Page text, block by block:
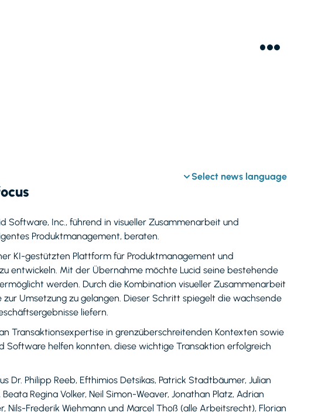
Select news language
Software, Inc., führend in visueller Zusammenarbeit und
Produktmanagement, beraten.
KI-gestützten Plattform für Produktmanagement und
entwickeln. Mit der Übernahme möchte Lucid seine bestehende
werden. Durch die Kombination visueller Zusammenarbeit
Umsetzung zu gelangen. Dieser Schritt spiegelt die wachsende
liefern.
Transaktionsexpertise in grenzüberschreitenden Kontexten sowie
Software helfen konnten, diese wichtige Transaktion erfolgreich
Philipp Reeb, Efthimios Detsikas, Patrick Stadtbäumer, Julian
Regina Volker, Neil Simon-Weaver, Jonathan Platz, Adrian
Nils-Frederik Wiehmann und Marcel Thoß (alle Arbeitsrecht), Florian